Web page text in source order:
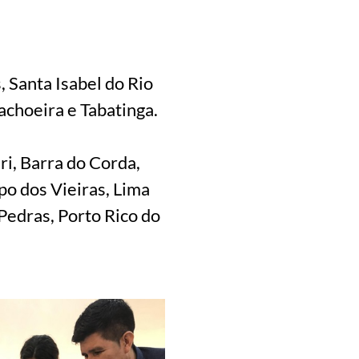
Isabel do Rio
e Tabatinga.
Barra do Corda,
dos Vieiras, Lima
Porto Rico do